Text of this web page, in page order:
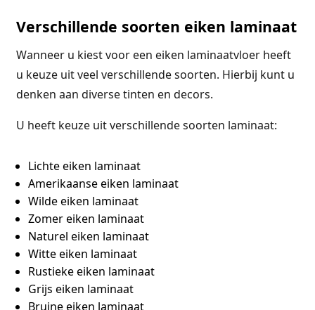
Verschillende soorten eiken laminaat
Wanneer u kiest voor een eiken laminaatvloer heeft
u keuze uit veel verschillende soorten. Hierbij kunt u
denken aan diverse tinten en decors.
U heeft keuze uit verschillende soorten laminaat:
Lichte eiken laminaat
Amerikaanse eiken laminaat
Wilde eiken laminaat
Zomer eiken laminaat
Naturel eiken laminaat
Witte eiken laminaat
Rustieke eiken laminaat
Grijs eiken laminaat
Bruine eiken laminaat